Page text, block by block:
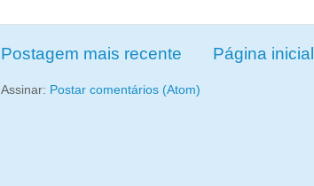
Postagem mais recente Página inicial
Assinar: Postar comentários (Atom)